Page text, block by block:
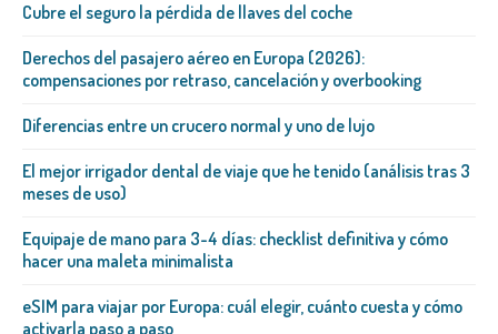
Cubre el seguro la pérdida de llaves del coche
Derechos del pasajero aéreo en Europa (2026):
compensaciones por retraso, cancelación y overbooking
Diferencias entre un crucero normal y uno de lujo
El mejor irrigador dental de viaje que he tenido (análisis tras 3
meses de uso)
Equipaje de mano para 3-4 días: checklist definitiva y cómo
hacer una maleta minimalista
eSIM para viajar por Europa: cuál elegir, cuánto cuesta y cómo
activarla paso a paso